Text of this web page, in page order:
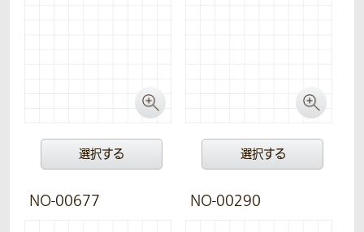
選択する 選択する
NO-00677 NO-00290